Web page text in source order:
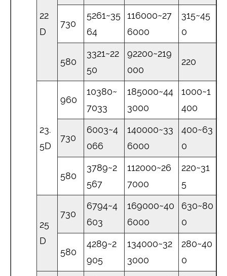
22
D
730
5261~35
64
116000~27
6000
315~45
0
580
3321~22
50
92200~219
000
220
23.
5D
960
10380~
7033
185000~44
3000
1000~1
400
730
6003~4
066
140000~33
6000
400~63
0
580
3789~2
567
112000~26
7000
220~31
5
25
D
730
6794~4
603
169000~40
6000
630~80
0
580
4289~2
905
134000~32
3000
280~40
0